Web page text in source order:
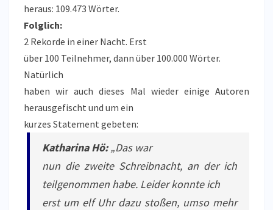
heraus: 109.473 Wörter.
Folglich:
2 Rekorde in einer Nacht. Erst
über 100 Teilnehmer, dann über 100.000 Wörter.
Natürlich
haben wir auch dieses Mal wieder einige Autoren
herausgefischt und um ein
kurzes Statement gebeten:
Katharina Hö:„Das war
nun die zweite Schreibnacht, an der ich
teilgenommen habe. Leider konnte ich
erst um elf Uhr dazu stoßen, umso mehr